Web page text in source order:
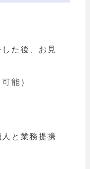
た後、お見
能）
と業務提携